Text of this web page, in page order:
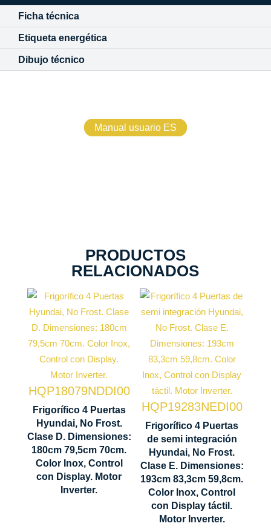
Ficha técnica
Etiqueta energética
Dibujo técnico
Manual usuario ES
PRODUCTOS
RELACIONADOS
HQP18079NDDI00
Frigorífico 4 Puertas
Hyundai, No Frost.
Clase D. Dimensiones:
180cm 79,5cm 70cm.
Color Inox, Control
con Display. Motor
Inverter.
Tecnología
No Frost
Ventilación
Multi Air
Flow
Motor
Inverter
Control
Display
LED
1800 x 795
x 700 mm
HQP19283NEDI00
Frigorífico 4 Puertas
de semi integración
Hyundai, No Frost.
Clase E. Dimensiones:
193cm 83,3cm 59,8cm.
Color Inox, Control
con Display táctil.
Motor Inverter.
Tecnología
No Frost
Ventilación
Multi Air
Flow
Sistema
Antibacteria
Interior
Metal
Cooling